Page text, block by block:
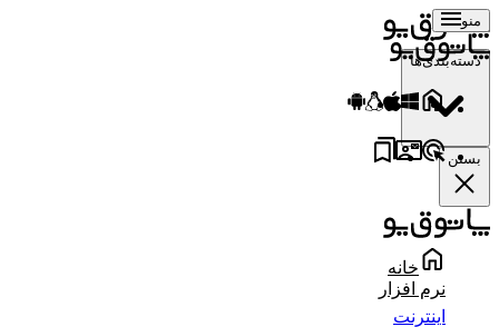
منو
دسته‌بندی‌ها
بستن
خانه
نرم افزار
اینترنت